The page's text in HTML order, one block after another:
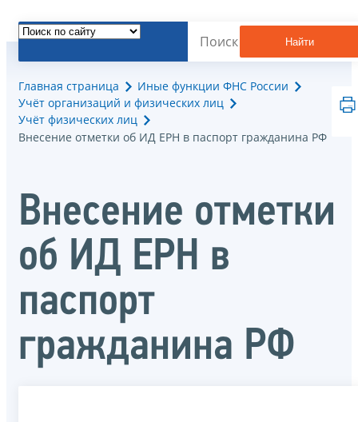
Найти
Главная страница
Иные функции ФНС России
Учёт организаций и физических лиц
Учёт физических лиц
Внесение отметки об ИД ЕРН в паспорт гражданина РФ
Внесение отметки
об ИД ЕРН в
паспорт
гражданина РФ